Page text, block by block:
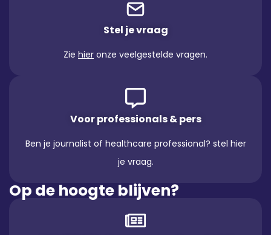
Stel je vraag
Zie hier onze veelgestelde vragen.
Voor professionals & pers
Ben je journalist of healthcare professional? stel hier
je vraag.
Op de hoogte blijven?